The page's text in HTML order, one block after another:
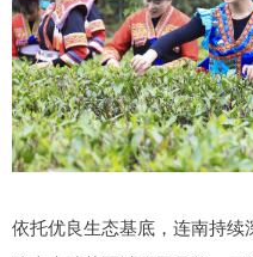
依托优良生态基底，连南持